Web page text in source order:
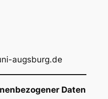
augsburg.de
Daten